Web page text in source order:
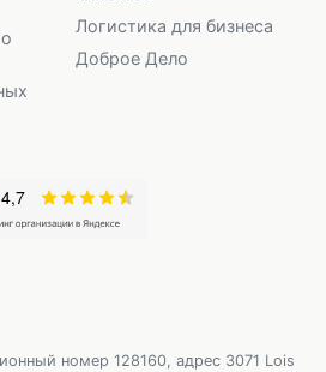
Логистика для бизнеса
Доброе Дело
номер 128160, адрес 3071 Lois